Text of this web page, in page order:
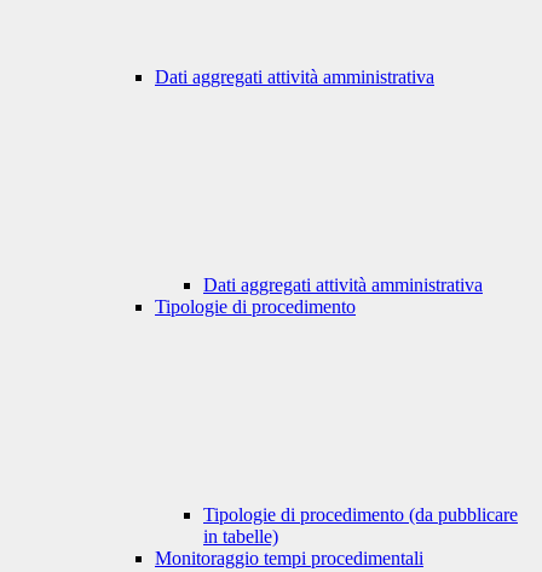
Dati aggregati attività amministrativa
Dati aggregati attività amministrativa
Tipologie di procedimento
Tipologie di procedimento (da pubblicare
in tabelle)
Monitoraggio tempi procedimentali